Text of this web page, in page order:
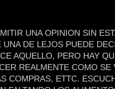
UNA OPINION SIN
UNA DE LEJOS PUEDE
AQUELLO, PERO HAY
REALMENTE COMO SE
COMPRAS, ETTC.